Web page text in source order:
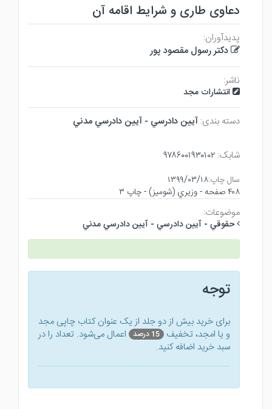
دعاوی طاری و شرایط اقامه آن
پدیدآوران:
دکتر رسول مقصود پور
ناشر:
انتشارات مجد
دسته بندی: آيين دادرسي - آيين دادرسي مدني
شابک: ۹۷۸۶۰۰۱۹۳۰۱۰۲
سال چاپ:۱۳۹۹/۰۳/۱۸
۴۰۸ صفحه - وزيري (شوميز) - چاپ ۳
موضوعات:
حقوقي - آيين دادرسي - آيين دادرسي مدني
توجه
برای خرید بیش از دو جلد از یک عنوان کتاب‌ چاپی مجد
و یا امجد، تخفیف 15 درصد
اعمال می‌شود. تعداد را در
سبد خرید اضافه کنید.